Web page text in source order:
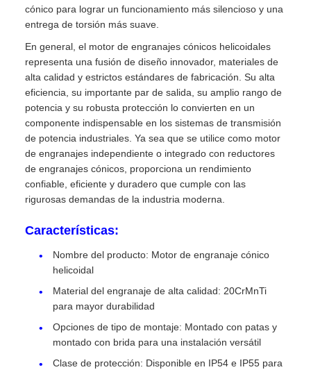
cónico para lograr un funcionamiento más silencioso y una
entrega de torsión más suave.
En general, el motor de engranajes cónicos helicoidales
representa una fusión de diseño innovador, materiales de
alta calidad y estrictos estándares de fabricación. Su alta
eficiencia, su importante par de salida, su amplio rango de
potencia y su robusta protección lo convierten en un
componente indispensable en los sistemas de transmisión
de potencia industriales. Ya sea que se utilice como motor
de engranajes independiente o integrado con reductores
de engranajes cónicos, proporciona un rendimiento
confiable, eficiente y duradero que cumple con las
rigurosas demandas de la industria moderna.
Características:
Nombre del producto: Motor de engranaje cónico
helicoidal
Material del engranaje de alta calidad: 20CrMnTi
para mayor durabilidad
Opciones de tipo de montaje: Montado con patas y
montado con brida para una instalación versátil
Clase de protección: Disponible en IP54 e IP55 para